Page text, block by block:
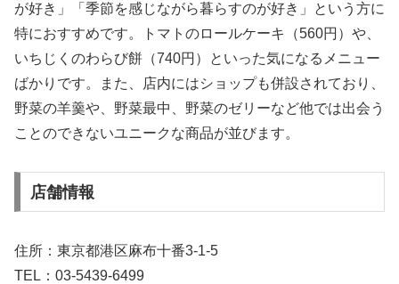
が好き」「季節を感じながら暮らすのが好き」という方に
特におすすめです。トマトのロールケーキ（560円）や、
いちじくのわらび餅（740円）といった気になるメニュー
ばかりです。また、店内にはショップも併設されており、
野菜の羊羹や、野菜最中、野菜のゼリーなど他では出会う
ことのできないユニークな商品が並びます。
店舗情報
住所：東京都港区麻布十番3-1-5
TEL：03-5439-6499